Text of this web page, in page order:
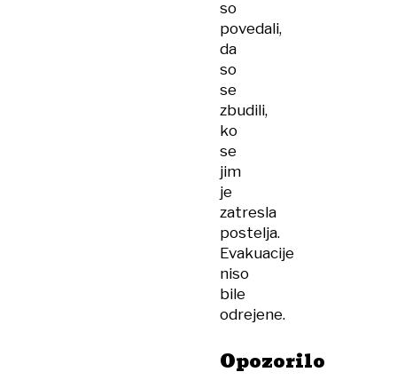
so
povedali,
da
so
se
zbudili,
ko
se
jim
je
zatresla
postelja.
Evakuacije
niso
bile
odrejene.
Opozorilo